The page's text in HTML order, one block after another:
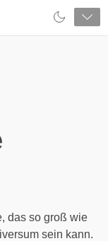
das so groß wie
sein kann.